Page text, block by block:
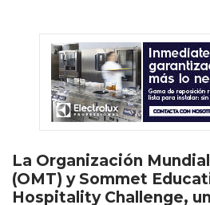
La Organización
(OMT) y Sommet
Hospitality Challenge,